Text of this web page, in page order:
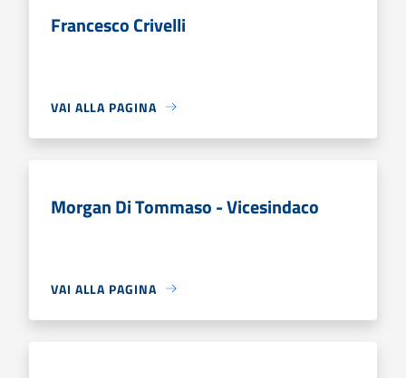
Francesco Crivelli
VAI ALLA PAGINA
Morgan Di Tommaso - Vicesindaco
VAI ALLA PAGINA